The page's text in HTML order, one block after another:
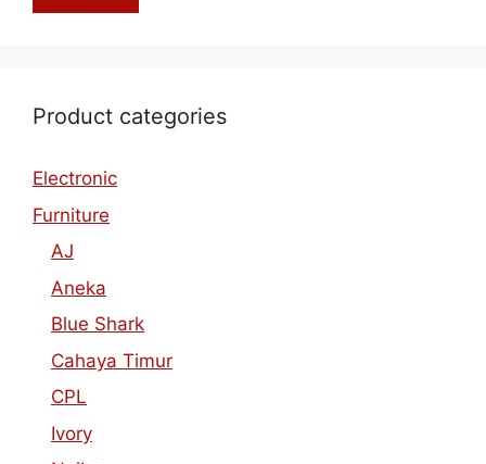
Product categories
Electronic
Furniture
AJ
Aneka
Blue Shark
Cahaya Timur
CPL
Ivory